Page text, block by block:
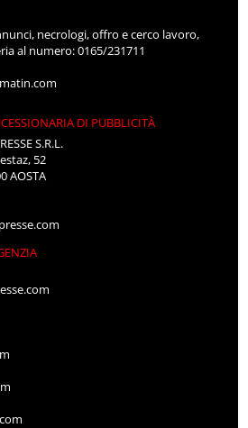
necrologi, offro e cerco lavoro,
al numero: 0165/231711
DI PUBBLICITÀ
S.R.L.
52
AOSTA